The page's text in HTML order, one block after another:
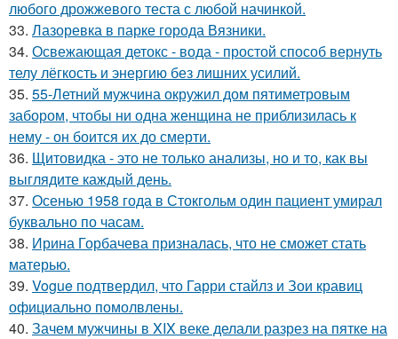
любого дрожжевого теста с любой начинкой.
33. Лазоревка в парке города Вязники.
34. Освежающая детокс - вода - простой способ вернуть
телу лёгкость и энергию без лишних усилий.
35. 55-Летний мужчина окружил дом пятиметровым
забором, чтобы ни одна женщина не приблизилась к
нему - он боится их до смерти.
36. Щитовидка - это не только анализы, но и то, как вы
выглядите каждый день.
37. Осенью 1958 года в Стокгольм один пациент умирал
буквально по часам.
38. Ирина Горбачева призналась, что не сможет стать
матерью.
39. Vogue подтвердил, что Гарри стайлз и Зои кравиц
официально помолвлены.
40. Зачем мужчины в XIX веке делали разрез на пятке на